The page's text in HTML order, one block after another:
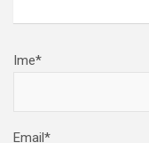
Ime*
Email*